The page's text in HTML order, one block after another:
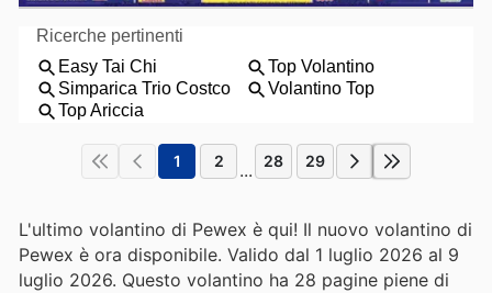
1 2 ... 28 29
L'ultimo volantino di Pewex è qui! Il nuovo volantino di
Pewex è ora disponibile. Valido dal 1 luglio 2026 al 9
luglio 2026. Questo volantino ha 28 pagine piene di